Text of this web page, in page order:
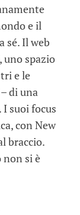
e il
sé. Il web
spazio
e le
di una
I suoi focus
con New
braccio.
si è